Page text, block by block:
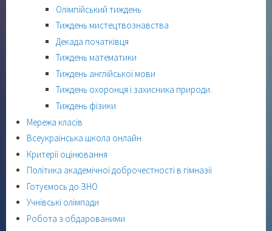
Олімпійський тиждень
Тиждень мистецтвознавства
Декада початківця
Тиждень математики
Тиждень англійської мови
Тиждень охоронця і захисника природи.
Тиждень фізики
Мережа класів
Всеукраїнська школа онлайн
Критерії оцінювання
Політика академічної доброчестності в гімназії
Готуємось до ЗНО
Учнівські олімпади
Робота з обдарованими